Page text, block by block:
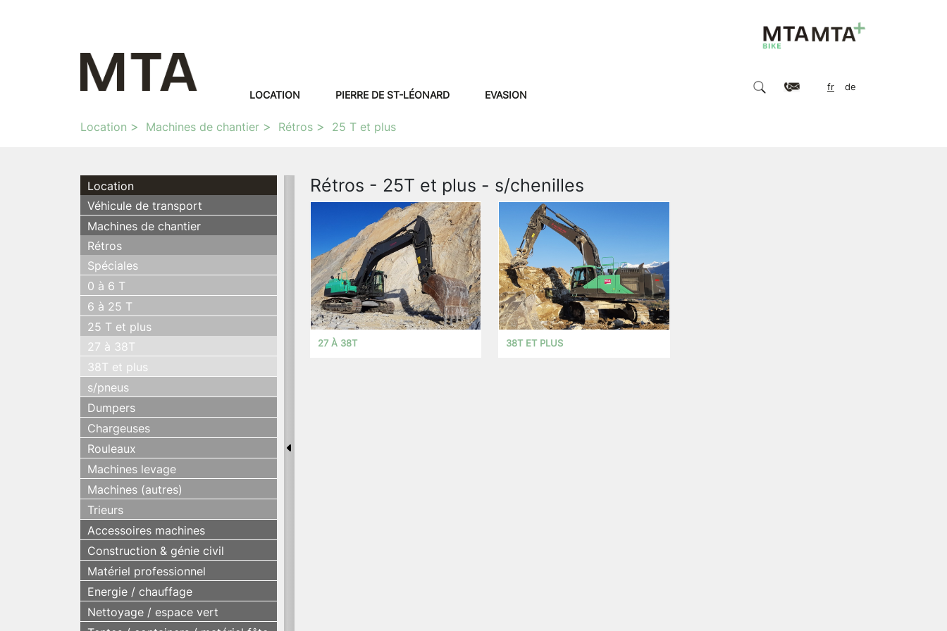
LOCATION PIERRE DE ST-LÉONARD EVASION
fr de
Location Machines de chantier Rétros 25 T et plus
Location
Véhicule de transport
Machines de chantier
Rétros
Spéciales
0 à 6 T
6 à 25 T
25 T et plus
27 à 38T
38T et plus
s/pneus
Dumpers
Chargeuses
Rouleaux
Machines levage
Machines (autres)
Trieurs
Accessoires machines
Construction & génie civil
Matériel professionnel
Energie / chauffage
Nettoyage / espace vert
Rétros - 25T et plus - s/chenilles
27 À 38T 38T ET PLUS